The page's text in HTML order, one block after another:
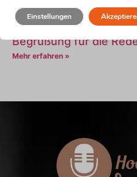
Einstieg für kurze
Mehr erfahren »
Begrüßung für die
Mehr erfahren »
Einstellungen